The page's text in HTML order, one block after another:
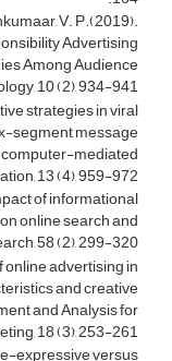
V. P.(2019).
Advertising
Among Audience
10 (2), 934-941.
strategies in viral
segment message
mediated
13 (4), 959-972.
of informational
online search and
58 (2), 299-320.
advertising in
and creative
and Analysis for
18 (3), 253-261.
expressive versus